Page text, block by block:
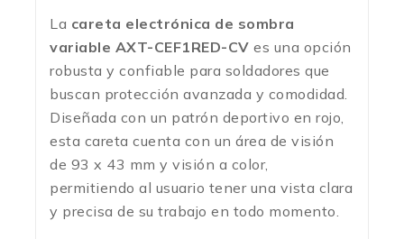
La careta electrónica de sombra
variable AXT-CEF1RED-CV es una opción
robusta y confiable para soldadores que
buscan protección avanzada y comodidad.
Diseñada con un patrón deportivo en rojo,
esta careta cuenta con un área de visión
de 93 x 43 mm y visión a color,
permitiendo al usuario tener una vista clara
y precisa de su trabajo en todo momento.